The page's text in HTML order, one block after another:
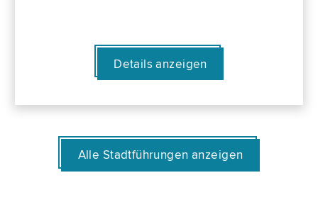
Details anzeigen
Alle Stadtführungen anzeigen